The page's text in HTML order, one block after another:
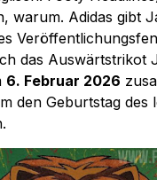
warum. Adidas gibt
das Auswärtstrikot
6. Februar 2026
den Geburtstag des